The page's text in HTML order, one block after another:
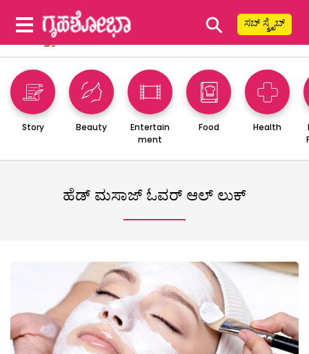
⚲ ಸಬ್ ಸ್ಕ್ರೈಬ್
Story Beauty
Entertain
ment
Food Health
ಹೆಡ್ ಮಸಾಜ್ ಓವರ್ ಆಲ್ ಲುಕ್